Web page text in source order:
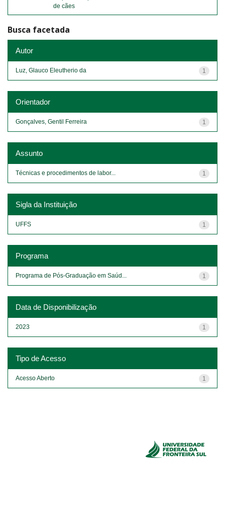
de cães
Busca facetada
Autor
1
Luz, Glauco Eleutherio da
Orientador
1
Gonçalves, Gentil Ferreira
Assunto
1
Técnicas e procedimentos de labor...
Sigla da Instituição
1
UFFS
Programa
1
Programa de Pós-Graduação em Saúd...
Data de Disponibilização
1
2023
Tipo de Acesso
1
Acesso Aberto